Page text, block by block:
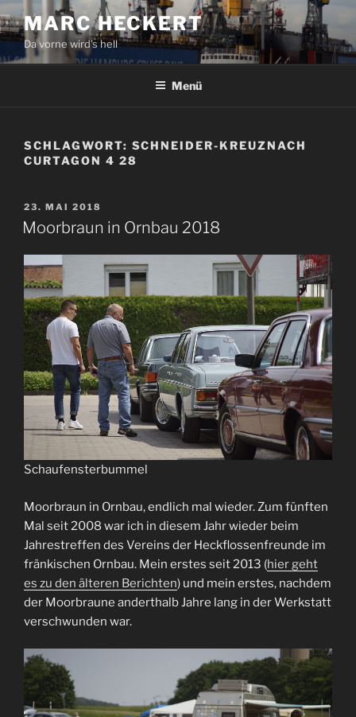
Zum
Inhalt
springen
MARC HECKERT
Da vorne wird's hell
Menü
SCHLAGWORT: SCHNEIDER-KREUZNACH
CURTAGON 4 28
VERÖFFENTLICHT
AM
23. MAI 2018
Moorbraun in Ornbau 2018
Schaufensterbummel
Moorbraun in Ornbau, endlich mal wieder. Zum fünften
Mal seit 2008 war ich in diesem Jahr wieder beim
Jahrestreffen des Vereins der Heckflossenfreunde im
fränkischen Ornbau. Mein erstes seit 2013 (hier geht
es zu den älteren Berichten) und mein erstes, nachdem
der Moorbraune anderthalb Jahre lang in der Werkstatt
verschwunden war.